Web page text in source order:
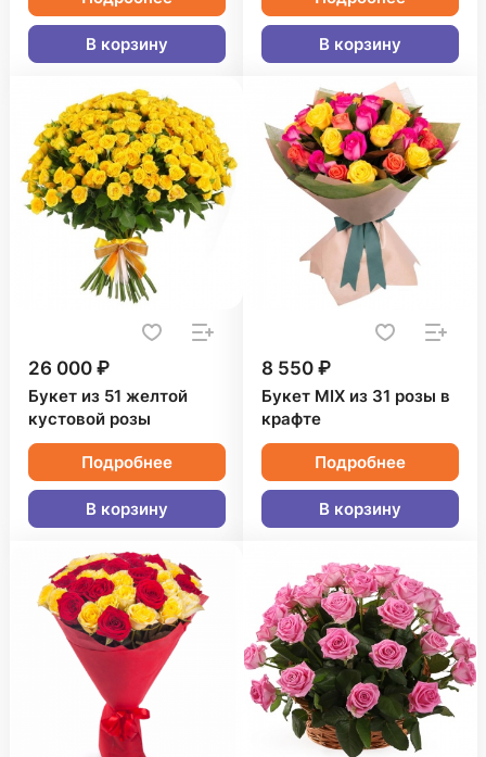
В корзину В корзину
26 000 ₽
Букет из 51 желтой
кустовой розы
Подробнее
В корзину
8 550 ₽
Букет MIX из 31 розы в
крафте
Подробнее
В корзину